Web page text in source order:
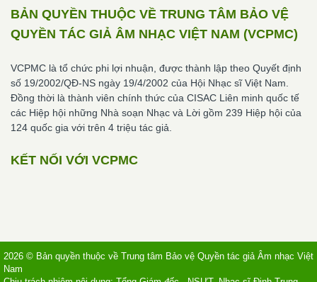
BẢN QUYỀN THUỘC VỀ TRUNG TÂM BẢO VỆ
QUYỀN TÁC GIẢ ÂM NHẠC VIỆT NAM (VCPMC)
VCPMC là tổ chức phi lợi nhuận, được thành lập theo Quyết định
số 19/2002/QĐ-NS ngày 19/4/2002 của Hội Nhạc sĩ Việt Nam.
Đồng thời là thành viên chính thức của CISAC Liên minh quốc tế
các Hiệp hội những Nhà soạn Nhạc và Lời gồm 239 Hiệp hội của
124 quốc gia với trên 4 triệu tác giả.
KẾT NỐI VỚI VCPMC
2026 © Bản quyền thuộc về Trung tâm Bảo vệ Quyền tác giả Âm nhạc Việt
Nam